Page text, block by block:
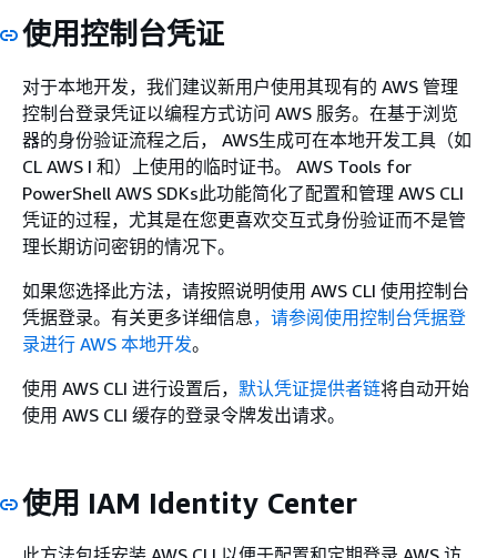
使用控制台凭证
对于本地开发，我们建议新用户使用其现有的 AWS 管理
控制台登录凭证以编程方式访问 AWS 服务。在基于浏览
器的身份验证流程之后， AWS生成可在本地开发工具（如
CL AWS I 和）上使用的临时证书。 AWS Tools for
PowerShell AWS SDKs此功能简化了配置和管理 AWS CLI
凭证的过程，尤其是在您更喜欢交互式身份验证而不是管
理长期访问密钥的情况下。
如果您选择此方法，请按照说明使用 AWS CLI 使用控制台
凭据登录。有关更多详细信息，请参阅使用控制台凭据登
录进行 AWS 本地开发。
使用 AWS CLI 进行设置后， 默认凭证提供者链将自动开始
使用 AWS CLI 缓存的登录令牌发出请求。
使用 IAM Identity Center